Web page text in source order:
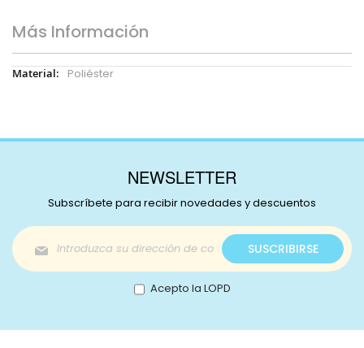
Más Información
Más
Poliéster
NEWSLETTER
Subscríbete para recibir novedades y descuentos
Inscríbase
a
nuestro
boletín
de
SUSCRIBIRSE
Acepto la LOPD